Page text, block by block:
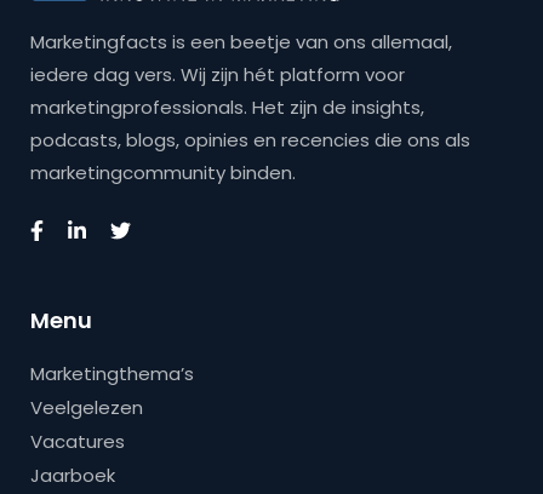
Marketingfacts is een beetje van ons allemaal,
iedere dag vers. Wij zijn hét platform voor
marketingprofessionals. Het zijn de insights,
podcasts, blogs, opinies en recencies die ons als
marketingcommunity binden.
Menu
Marketingthema’s
Veelgelezen
Vacatures
Jaarboek